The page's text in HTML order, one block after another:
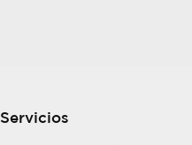
Servicios